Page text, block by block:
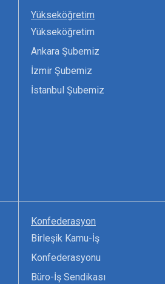
Yükseköğretim
Yükseköğretim
Ankara Şubemiz
İzmir Şubemiz
İstanbul Şubemiz
Konfederasyon
Birleşik Kamu-İş
Konfederasyonu
Büro-İş Sendikası